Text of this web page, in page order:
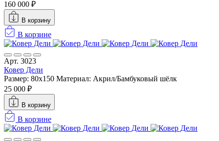
160 000 ₽
В корзину
В корзине
Арт. 3023
Ковер Дели
Размер: 80x150 Материал: Акрил/Бамбуковый шёлк
25 000 ₽
В корзину
В корзине